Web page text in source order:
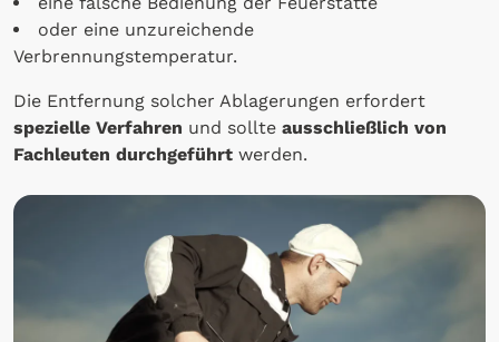
oder eine unzureichende
Verbrennungstemperatur.
Die Entfernung solcher Ablagerungen erfordert
spezielle Verfahren und sollte ausschließlich von
Fachleuten durchgeführt werden.